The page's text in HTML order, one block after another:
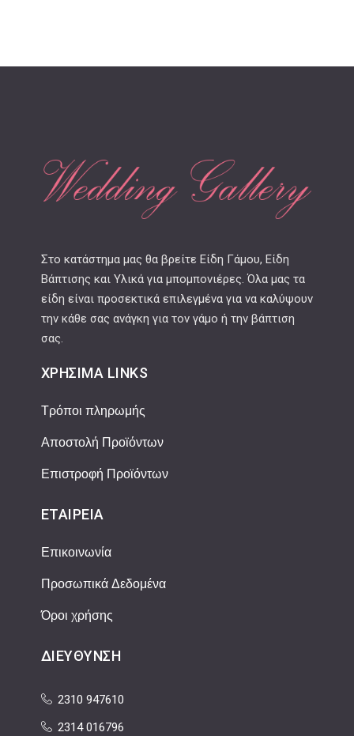
Στο κατάστημα μας θα βρείτε Είδη Γάμου, Είδη
Βάπτισης και Υλικά για μπομπονιέρες. Όλα μας τα
είδη είναι προσεκτικά επιλεγμένα για να καλύψουν
την κάθε σας ανάγκη για τον γάμο ή την βάπτιση
σας.
ΧΡΉΣΙΜΑ LINKS
Τρόποι πληρωμής
Αποστολή Προϊόντων
Επιστροφή Προϊόντων
ΕΤΑΙΡΕΊΑ
Επικοινωνία
Προσωπικά Δεδομένα
Όροι χρήσης
ΔΙΕΎΘΥΝΣΗ
2310 947610
2314 016796